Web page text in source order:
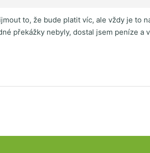
to, že bude platit víc, ale vždy je to
překážky nebyly, dostal jsem peníze a